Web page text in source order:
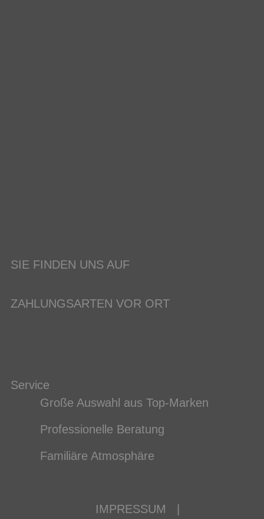
SIE FINDEN UNS AUF
ZAHLUNGSARTEN VOR ORT
Service
Große Auswahl aus Top-Marken
Professionelle Beratung
Familiäre Atmosphäre
IMPRESSUM